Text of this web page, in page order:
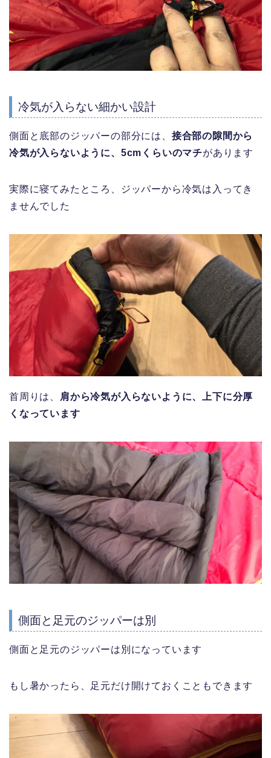
冷気が入らない細かい設計
側面と底部のジッパーの部分には、 接合部の隙間から
冷気が入らないように、5cmくらいのマチがあります
実際に寝てみたところ、ジッパーから冷気は入ってき
ませんでした
首周りは、
肩から冷気が入らないように、上下に分厚
くなっています
側面と足元のジッパーは別
側面と足元のジッパーは別になっています
もし暑かったら、足元だけ開けておくこともできます